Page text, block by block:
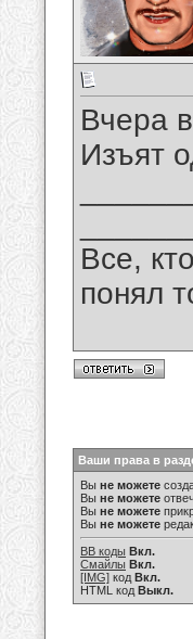
Вчера
Изъят
Все,
понял
Ваши права в
Вы не можете
Вы не можете
Вы не можете
Вы не можете
BB коды Вкл.
Смайлы Вкл.
[IMG] код Вкл.
HTML код Выкл.